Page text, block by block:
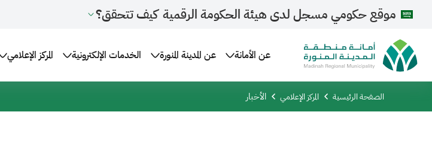
موقع حكومي مسجل لدى هيئة الحكومة الرقمية كيف تتحقق؟
عن الأمانة عن المدينة المنورة الخدمات الإلكترونية المركز الإعلامي
الصفحة الرئيسية المركز الإعلامي الأخبار